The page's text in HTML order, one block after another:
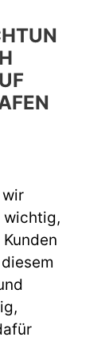
wichtig,